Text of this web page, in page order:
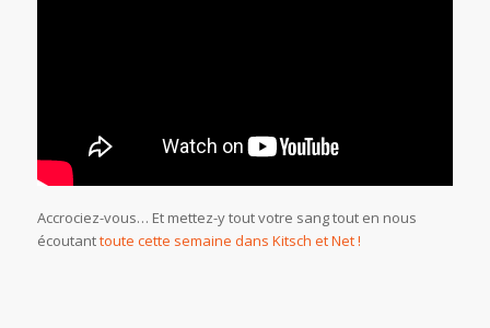
Accrociez-vous… Et mettez-y tout votre sang tout en nous
écoutanttoute cette semaine dans Kitsch et Net !